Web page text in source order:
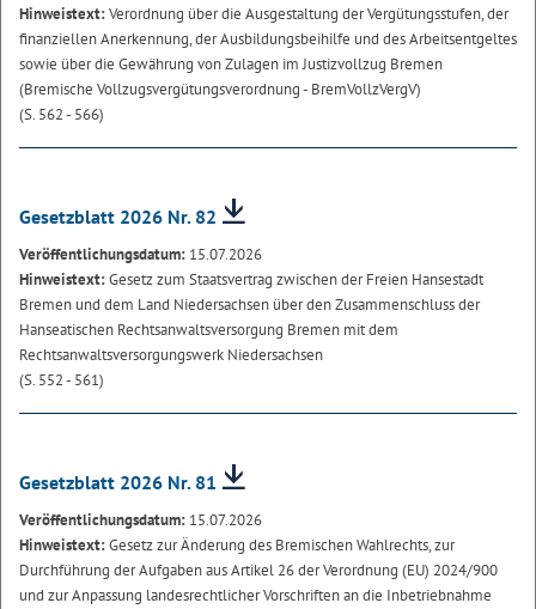
Hinweistext:Verordnung über die Ausgestaltung der Vergütungsstufen, der
finanziellen Anerkennung, der Ausbildungsbeihilfe und des Arbeitsentgeltes
sowie über die Gewährung von Zulagen im Justizvollzug Bremen
(Bremische Vollzugsvergütungsverordnung - BremVollzVergV)
(S. 562 - 566)
Gesetzblatt 2026 Nr. 82
Veröffentlichungsdatum: 15.07.2026
Hinweistext:Gesetz zum Staatsvertrag zwischen der Freien Hansestadt
Bremen und dem Land Niedersachsen über den Zusammenschluss der
Hanseatischen Rechtsanwaltsversorgung Bremen mit dem
Rechtsanwaltsversorgungswerk Niedersachsen
(S. 552 - 561)
Gesetzblatt 2026 Nr. 81
Veröffentlichungsdatum: 15.07.2026
Hinweistext:Gesetz zur Änderung des Bremischen Wahlrechts, zur
Durchführung der Aufgaben aus Artikel 26 der Verordnung (EU) 2024/900
und zur Anpassung landesrechtlicher Vorschriften an die Inbetriebnahme